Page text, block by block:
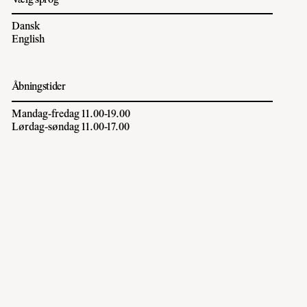
Dansk
English
Åbningstider
Mandag-fredag 11.00-19.00
Lørdag-søndag 11.00-17.00